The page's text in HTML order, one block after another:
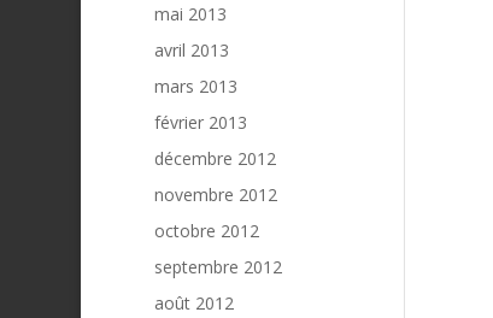
mai 2013
avril 2013
mars 2013
février 2013
décembre 2012
novembre 2012
octobre 2012
septembre 2012
août 2012